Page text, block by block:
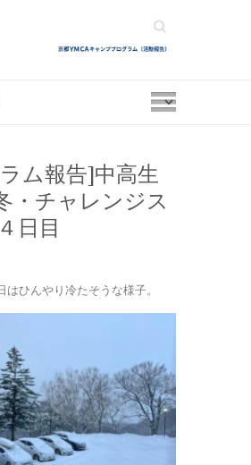
Search
ム報告]中高生
・チャレンジス
日目
はひんやり冷たそうな様子。